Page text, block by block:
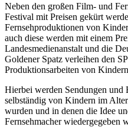
Neben den großen Film- und
Festival mit Preisen gekürt
Fernsehproduktionen von
auch diese werden mit einem
Landesmedienanstalt und die
Goldener Spatz verleihen den
Produktionsarbeiten von
Hierbei werden Sendungen und
selbständig von Kindern im
wurden und in denen die Idee
Fernsehmacher wiedergegeben